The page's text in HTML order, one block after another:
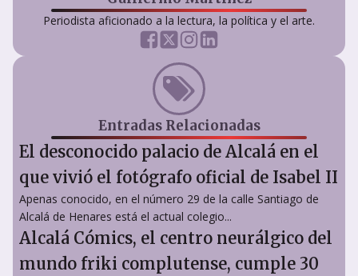
Periodista aficionado a la lectura, la política y el arte.
Entradas Relacionadas
El desconocido palacio de Alcalá en el
que vivió el fotógrafo oficial de Isabel II
Apenas conocido, en el número 29 de la calle Santiago de
Alcalá de Henares está el actual colegio...
Alcalá Cómics, el centro neurálgico del
mundo friki complutense, cumple 30